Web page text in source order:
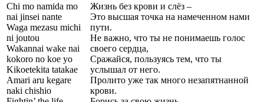
Chi mo namida mo
nai jinsei nante
Waga mezasu michi
ni joutou
Wakannai wake nai
kokoro no koe yo
Kikoetekita tatakae
Amari aru kegare
naki chishio
Жизнь без крови и слёз –
Это высшая точка на намеченном нами
пути.
Не важно, что ты не понимаешь голос
своего сердца,
Сражайся, пользуясь тем, что ты
услышал от него.
Пролито уже так много незапятнанной
крови.